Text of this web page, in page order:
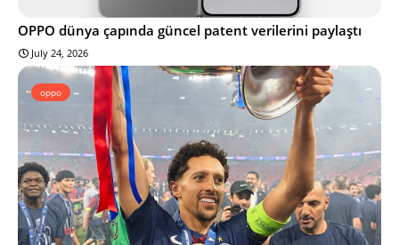
OPPO dünya çapında güncel patent verilerini paylaştı
July 24, 2026
oppo